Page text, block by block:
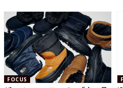
FOCUS